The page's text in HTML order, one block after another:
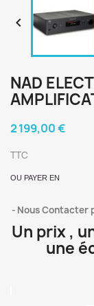

NAD
2 199,00 €
TTC
OU PAYER EN
Nous Contacter
Un prix ,
une